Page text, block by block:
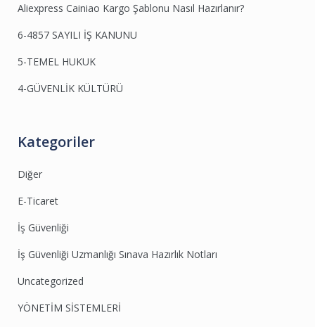
Aliexpress Cainiao Kargo Şablonu Nasıl Hazırlanır?
6-4857 SAYILI İŞ KANUNU
5-TEMEL HUKUK
4-GÜVENLİK KÜLTÜRÜ
Kategoriler
Diğer
E-Ticaret
İş Güvenliği
İş Güvenliği Uzmanlığı Sınava Hazırlık Notları
Uncategorized
YÖNETİM SİSTEMLERİ